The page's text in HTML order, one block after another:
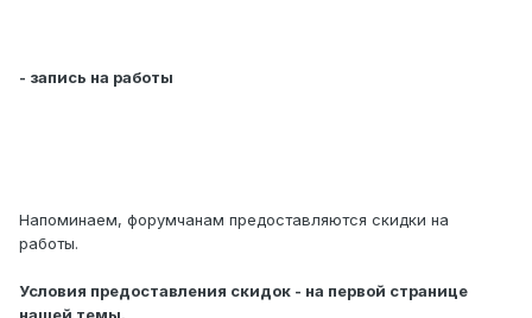
- запись на работы
Напоминаем, форумчанам предоставляются скидки на
работы.
Условия предоставления скидок - на первой странице